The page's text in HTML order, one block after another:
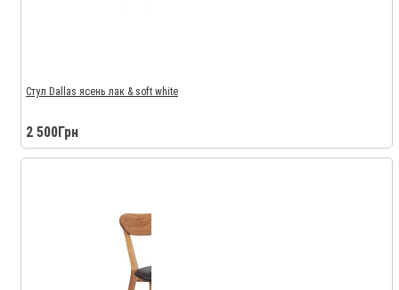
Стул Dallas ясень лак & soft white
2 500Грн